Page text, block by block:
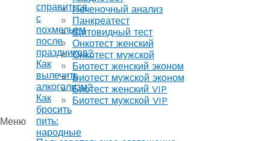
справиться
с
похмельем
после
праздников?
Как
вылечить
алкоголизм?
Как
бросить
пить:
народные
Печеночный анализ
Панкреатест
Щитовидный тест
Онкотест женский
Онкотест мужской
Биотест женский эконом
Биотест мужской эконом
Биотест женский VIP
Биотест мужской VIP
Меню